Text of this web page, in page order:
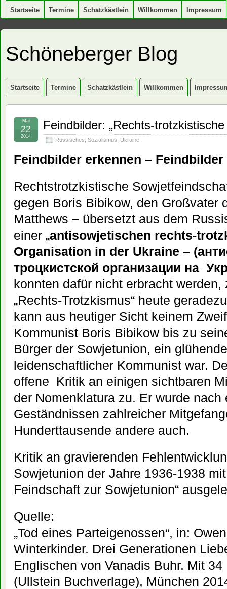
Startseite Termine Schatzkästlein Willkommen Impressum
Schöneberger Blog
Startseite Termine Schatzkästlein Willkommen
Feindbilder: „Rechts-
Russisches Sozialismus Ukraine
Mai
22
2014
Feindbilder erkennen – Feindbilder
Rechtstrotzkistische
gegen Boris Bibikow, den Großvater
Matthews – übersetzt aus dem
einer „antisowjetischen rechts-
Organisation in der Ukraine –
троцкистской организации на
konnten dafür nicht erbracht werden,
„Rechts-Trotzkismus“ heute
kann aus heutiger Sicht keinem
Kommunist Boris Bibikow bis zu
Bürger der Sowjetunion, ein
leidenschaftlicher Kommunist war.
offene Kritik an einigen sichtbaren
der Nomenklatura zu. Er wurde nach
Geständnissen zahlreicher
Hunderttausende andere auch.
Kritik an gravierenden
Sowjetunion der Jahre 1936-1938
Feindschaft zur Sowjetunion“
Quelle:
„Tod eines Parteigenossen“, in:
Winterkinder. Drei Generationen
Englischen von Vanadis Buhr. Mit
(Ullstein Buchverlage), München